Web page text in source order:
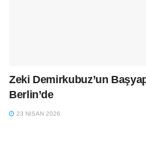
Zeki Demirkubuz’un
Berlin’de
23 NISAN 2026